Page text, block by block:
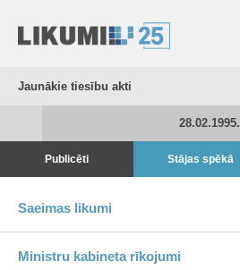
Jaunākie tiesību akti
28.02.1995.
Publicēti Stājas spēkā
Saeimas likumi
Ministru kabineta rīkojumi